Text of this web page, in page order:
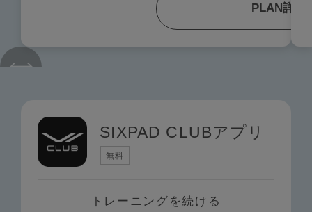
PLAN詳細
SIXPAD CLUBアプリ
無料
トレーニングを続ける